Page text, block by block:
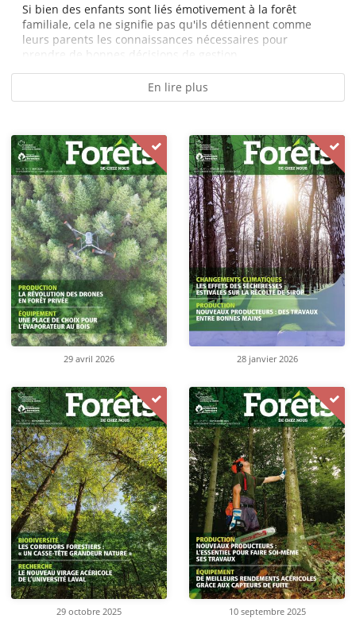
Si bien des enfants sont liés émotivement à la forêt
familiale, cela ne signifie pas qu'ils détiennent comme
leurs parents les connaissances nécessaires pour
prendre de bonnes décisions de gestion...
En lire plus
29 avril 2026 28 janvier 2026
29 octobre 2025 10 septembre 2025